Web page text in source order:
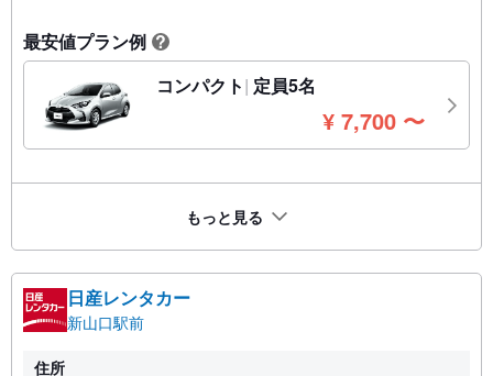
最安値プラン例 ?
コンパクト 定員5名
¥ 7,700 円
〜
もっと見る
日産レンタカー
新山口駅前
住所